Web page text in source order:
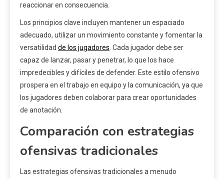
reaccionar en consecuencia.
Los principios clave incluyen mantener un espaciado
adecuado, utilizar un movimiento constante y fomentar la
versatilidad de los jugadores . Cada jugador debe ser
capaz de lanzar, pasar y penetrar, lo que los hace
impredecibles y difíciles de defender. Este estilo ofensivo
prospera en el trabajo en equipo y la comunicación, ya que
los jugadores deben colaborar para crear oportunidades
de anotación.
Comparación con estrategias
ofensivas tradicionales
Las estrategias ofensivas tradicionales a menudo